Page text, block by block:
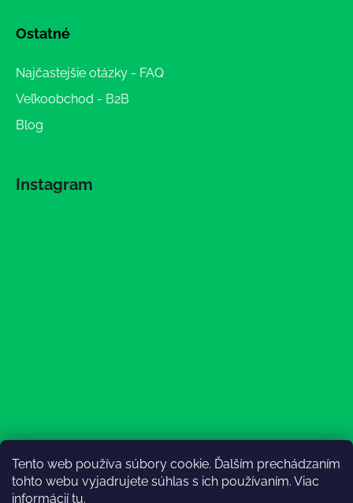
Tento web používa súbory cookie. Ďalším prechádzaním
tohto webu vyjadrujete súhlas s ich používaním. Viac
informáciítu.
Ostatné
Najčastejšie otázky - FAQ
Veľkoobchod - B2B
Blog
Instagram
Sledovať na Instagrame